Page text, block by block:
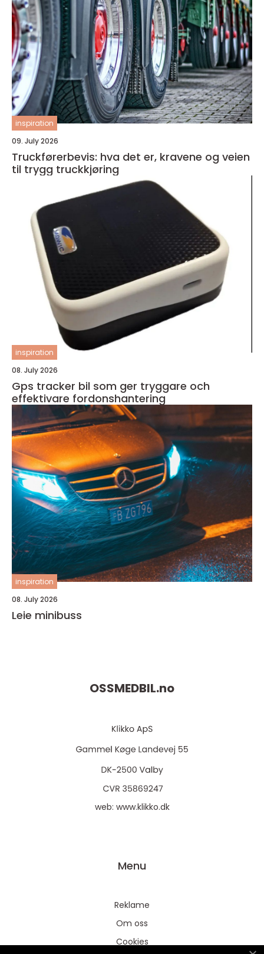
inspiration
09. July 2026
Truckførerbevis: hva det er, kravene og veien
til trygg truckkjøring
inspiration
08. July 2026
Gps tracker bil som ger tryggare och
effektivare fordonshantering
inspiration
08. July 2026
Leie minibuss
OSSMEDBIL.no
web: www.klikko.dk
Menu
Reklame
Om oss
Cookies